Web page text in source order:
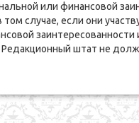
или финансовой
том случае, если они
Редакционный штат не